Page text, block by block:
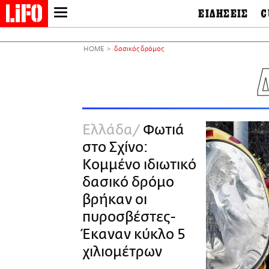
NEWSLETTER
ΑΜΠΑ
ΕΙΔΗΣΕΙΣ
TV & Media
Tech &
Science
European Lifo
&
HOME δασικός δρόμος
Ελλάδα
Φωτιά
στο Σχίνο:
Κομμένο ιδιωτικό
δασικό δρόμο
βρήκαν οι
πυροσβέστες-
Έκαναν κύκλο 5
χιλιομέτρων